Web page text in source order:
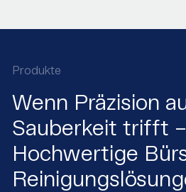
Produkte
Wenn Präzision
Sauberkeit trifft –
Hochwertige